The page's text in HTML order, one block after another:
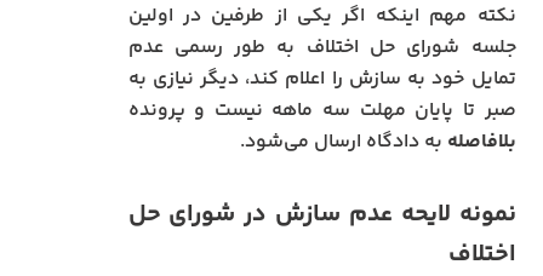
نکته مهم اینکه اگر یکی از طرفین در اولین
جلسه شورای حل اختلاف به طور رسمی عدم
تمایل خود به سازش را اعلام کند، دیگر نیازی به
صبر تا پایان مهلت سه ماهه نیست و پرونده
بلافاصله به دادگاه ارسال می‌شود.
نمونه لایحه عدم سازش در شورای حل
اختلاف